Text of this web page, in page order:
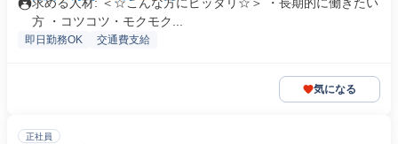
方 ・コツコツ・モクモク...
即日勤務OK 交通費支給
気になる
正社員